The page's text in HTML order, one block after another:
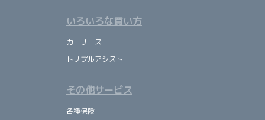
いろいろな買い方
カーリース
トリプルアシスト
その他サービス
各種保険